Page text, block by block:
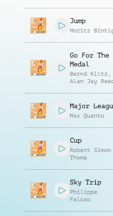
Jump
Moritz
Go For The
Medal
Bernd Kiltz ,
Alan Jay
Major
Max Quanto
Cup
Robert Simon
Thoma
Sky Trip
Philippe
Falcao